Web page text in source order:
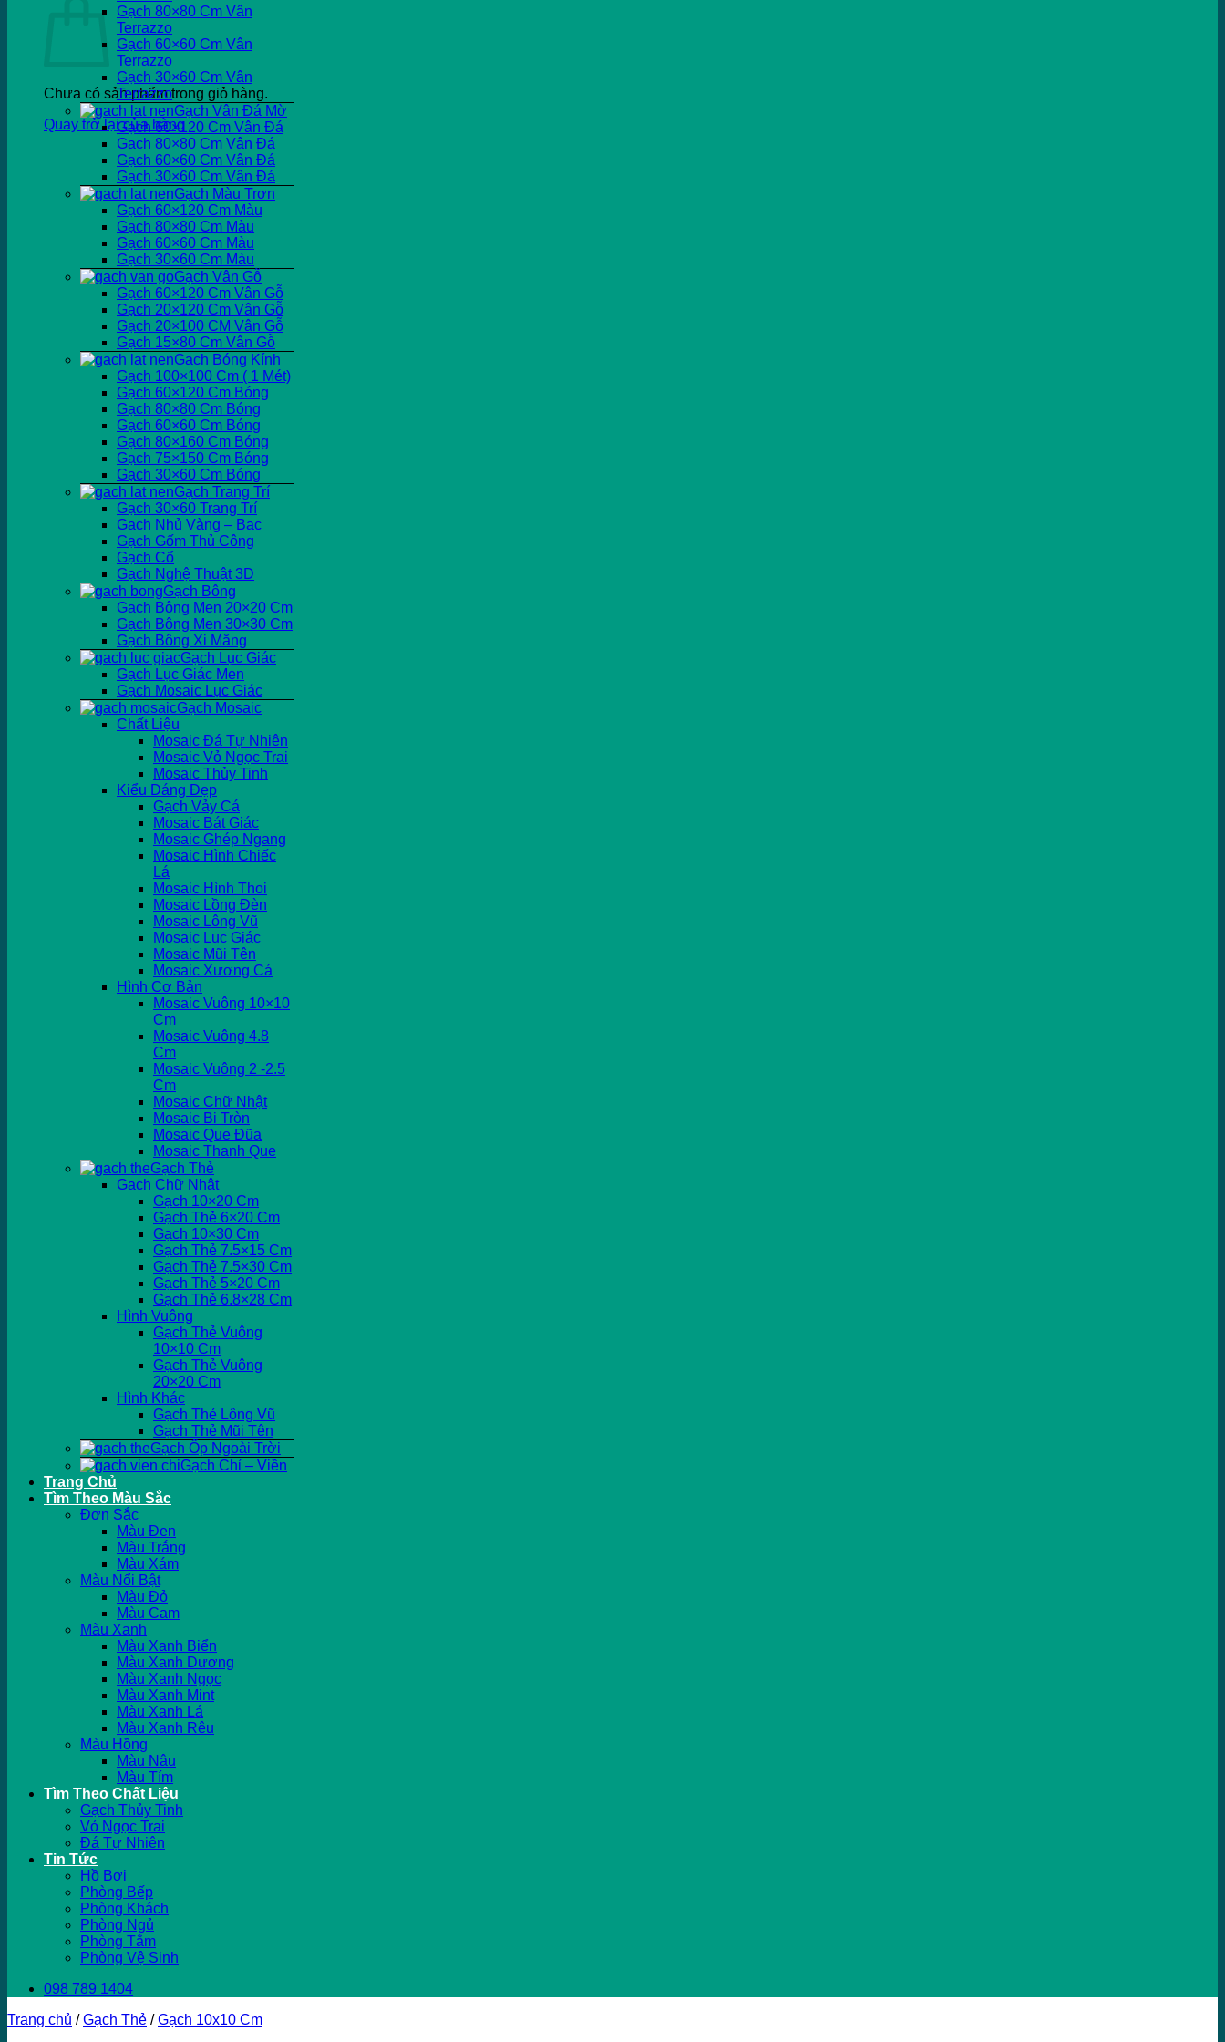
Chưa có sản phẩm trong giỏ hàng.
Quay trở lại cửa hàng
Gạch 80×80 Cm Vân
Terrazzo
Gạch 60×60 Cm Vân
Terrazzo
Gạch 30×60 Cm Vân
Terrazzo
Gạch Vân Đá Mờ
Gạch 60×120 Cm Vân Đá
Gạch 80×80 Cm Vân Đá
Gạch 60×60 Cm Vân Đá
Gạch 30×60 Cm Vân Đá
Gạch Màu Trơn
Gạch 60×120 Cm Màu
Gạch 80×80 Cm Màu
Gạch 60×60 Cm Màu
Gạch 30×60 Cm Màu
Gạch Vân Gỗ
Gạch 60×120 Cm Vân Gỗ
Gạch 20×120 Cm Vân Gỗ
Gạch 20×100 CM Vân Gỗ
Gạch 15×80 Cm Vân Gỗ
Gạch Bóng Kính
Gạch 100×100 Cm ( 1 Mét)
Gạch 60×120 Cm Bóng
Gạch 80×80 Cm Bóng
Gạch 60×60 Cm Bóng
Gạch 80×160 Cm Bóng
Gạch 75×150 Cm Bóng
Gạch 30×60 Cm Bóng
Gạch Trang Trí
Gạch 30×60 Trang Trí
Gạch Nhủ Vàng – Bạc
Gạch Gốm Thủ Công
Gạch Cổ
Gạch Nghệ Thuật 3D
Gạch Bông
Gạch Bông Men 20×20 Cm
Gạch Bông Men 30×30 Cm
Gạch Bông Xi Măng
Gạch Lục Giác
Gạch Lục Giác Men
Gạch Mosaic Lục Giác
Gạch Mosaic
Chất Liệu
Mosaic Đá Tự Nhiên
Mosaic Vỏ Ngọc Trai
Mosaic Thủy Tinh
Kiểu Dáng Đẹp
Gạch Vảy Cá
Mosaic Bát Giác
Mosaic Ghép Ngang
Mosaic Hình Chiếc
Lá
Mosaic Hình Thoi
Mosaic Lồng Đèn
Mosaic Lông Vũ
Mosaic Lục Giác
Mosaic Mũi Tên
Mosaic Xương Cá
Hình Cơ Bản
Mosaic Vuông 10×10
Cm
Mosaic Vuông 4.8
Cm
Mosaic Vuông 2 -2.5
Cm
Mosaic Chữ Nhật
Mosaic Bi Tròn
Mosaic Que Đũa
Mosaic Thanh Que
Gạch Thẻ
Gạch Chữ Nhật
Gạch 10×20 Cm
Gạch Thẻ 6×20 Cm
Gạch 10×30 Cm
Gạch Thẻ 7.5×15 Cm
Gạch Thẻ 7.5×30 Cm
Gạch Thẻ 5×20 Cm
Gạch Thẻ 6.8×28 Cm
Hình Vuông
Gạch Thẻ Vuông
10×10 Cm
Gạch Thẻ Vuông
20×20 Cm
Hình Khác
Gạch Thẻ Lông Vũ
Gạch Thẻ Mũi Tên
Gạch Ốp Ngoài Trời
Gạch Chỉ – Viền
Trang Chủ
Tìm Theo Màu Sắc
Đơn Sắc
Màu Đen
Màu Trắng
Màu Xám
Màu Nổi Bật
Màu Đỏ
Màu Cam
Màu Xanh
Màu Xanh Biển
Màu Xanh Dương
Màu Xanh Ngọc
Màu Xanh Mint
Màu Xanh Lá
Màu Xanh Rêu
Màu Hồng
Màu Nâu
Màu Tím
Tìm Theo Chất Liệu
Gạch Thủy Tinh
Vỏ Ngọc Trai
Đá Tự Nhiên
Tin Tức
Hồ Bơi
Phòng Bếp
Phòng Khách
Phòng Ngủ
Phòng Tắm
Phòng Vệ Sinh
098 789 1404
Trang chủ / Gạch Thẻ / Gạch 10x10 Cm